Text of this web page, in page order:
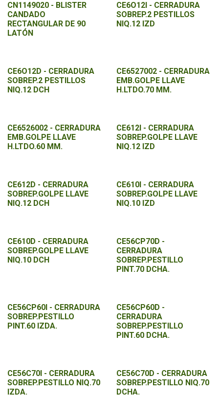
CN1149020 - BLISTER
CANDADO
RECTANGULAR DE 90
LATÓN
CE6O12I - CERRADURA
SOBREP.2 PESTILLOS
NIQ.12 IZD
CE6O12D - CERRADURA
SOBREP.2 PESTILLOS
NIQ.12 DCH
CE6527002 - CERRADURA
EMB.GOLPE LLAVE
H.LTDO.70 MM.
CE6526002 - CERRADURA
EMB.GOLPE LLAVE
H.LTDO.60 MM.
CE612I - CERRADURA
SOBREP.GOLPE LLAVE
NIQ.12 IZD
CE612D - CERRADURA
SOBREP.GOLPE LLAVE
NIQ.12 DCH
CE610I - CERRADURA
SOBREP.GOLPE LLAVE
NIQ.10 IZD
CE610D - CERRADURA
SOBREP.GOLPE LLAVE
NIQ.10 DCH
CE56CP70D -
CERRADURA
SOBREP.PESTILLO
PINT.70 DCHA.
CE56CP60I - CERRADURA
SOBREP.PESTILLO
PINT.60 IZDA.
CE56CP60D -
CERRADURA
SOBREP.PESTILLO
PINT.60 DCHA.
CE56C70I - CERRADURA
SOBREP.PESTILLO NIQ.70
IZDA.
CE56C70D - CERRADURA
SOBREP.PESTILLO NIQ.70
DCHA.